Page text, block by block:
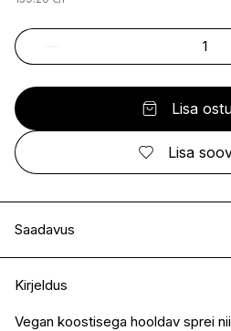
Lisa
Lisa
Saadavus
I.L.U. Kristiine
I.L.U. Ülemiste
Saadaval
Kirjeldus
Vegan koostisega hooldav sprei